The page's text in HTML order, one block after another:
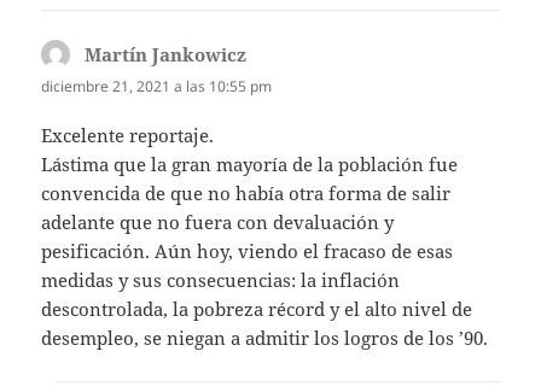
Martín Jankowicz
diciembre 21, 2021 a las 10:55 pm
Excelente reportaje.
Lástima que la gran mayoría de la población fue
convencida de que no había otra forma de salir
adelante que no fuera con devaluación y
pesificación. Aún hoy, viendo el fracaso de esas
medidas y sus consecuencias: la inflación
descontrolada, la pobreza récord y el alto nivel de
desempleo, se niegan a admitir los logros de los ’90.